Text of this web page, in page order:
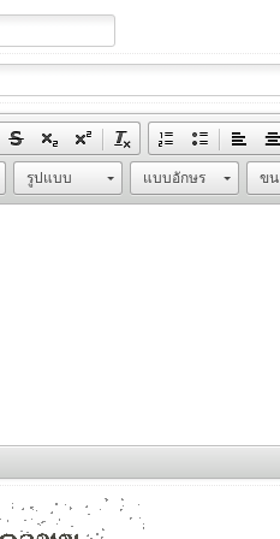
รูปแบบ แบบอักษร